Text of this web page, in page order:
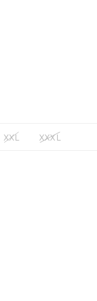
XXL XXXL